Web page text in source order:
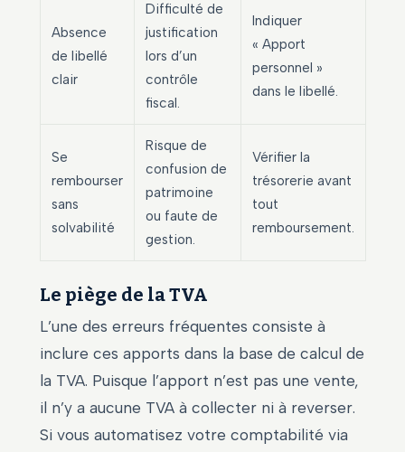
Absence
de libellé
clair
Difficulté de
justification
lors d’un
contrôle
fiscal.
Indiquer
« Apport
personnel »
dans le libellé.
Se
rembourser
sans
solvabilité
Risque de
confusion de
patrimoine
ou faute de
gestion.
Vérifier la
trésorerie avant
tout
remboursement.
Le piège de la TVA
L’une des erreurs fréquentes consiste à
inclure ces apports dans la base de calcul de
la TVA. Puisque l’apport n’est pas une vente,
il n’y a aucune TVA à collecter ni à reverser.
Si vous automatisez votre comptabilité via